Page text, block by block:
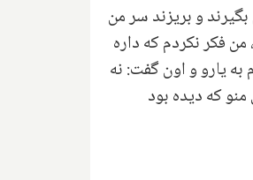
و بریزند سر من
فکر نکردم که داره
یارو و اون گفت: نه
که دیده بود